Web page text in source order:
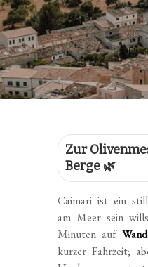
Zur
Berge 🌿
Caimari ist ein
am Meer sein
Minuten auf
kurzer Fahrzeit;